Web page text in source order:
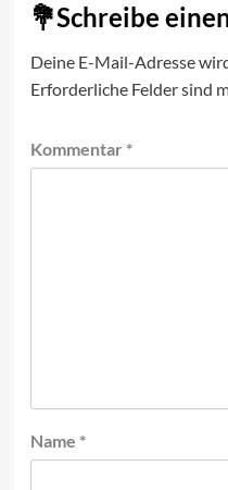
Schreibe
Deine E-Mail-Adresse
Erforderliche Felder sind
Kommentar *
Name *